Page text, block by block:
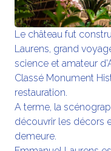
Le château fut
Laurens, grand
science et amateur
Classé Monument
restauration.
A terme, la
découvrir les décors
demeure.